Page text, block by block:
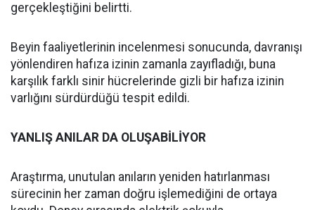
gerçekleştiğini belirtti.
Beyin faaliyetlerinin incelenmesi sonucunda, davranışı
yönlendiren hafıza izinin zamanla zayıfladığı, buna
karşılık farklı sinir hücrelerinde gizli bir hafıza izinin
varlığını sürdürdüğü tespit edildi.
YANLIŞ ANILAR DA OLUŞABİLİYOR
Araştırma, unutulan anıların yeniden hatırlanması
sürecinin her zaman doğru işlemediğini de ortaya